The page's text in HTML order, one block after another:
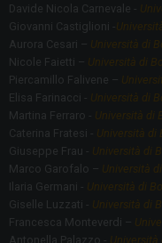
Davide Nicola Carnevale -
Giovanni Castiglioni -
Aurora Cesari – Università di
Nicole Faietti – Università di
Piercamillo Falivene –
Elisa Farinacci - Università di
Martina Ferraro - Università di
Caterina Fratesi - Università di
Giuseppe Frau - Università di
Marco Garofalo – Università
Ilaria Germani - Università di
Giselle Luzzati - Università di
Francesca Monteverdi –
Antonella Palazzo - Università